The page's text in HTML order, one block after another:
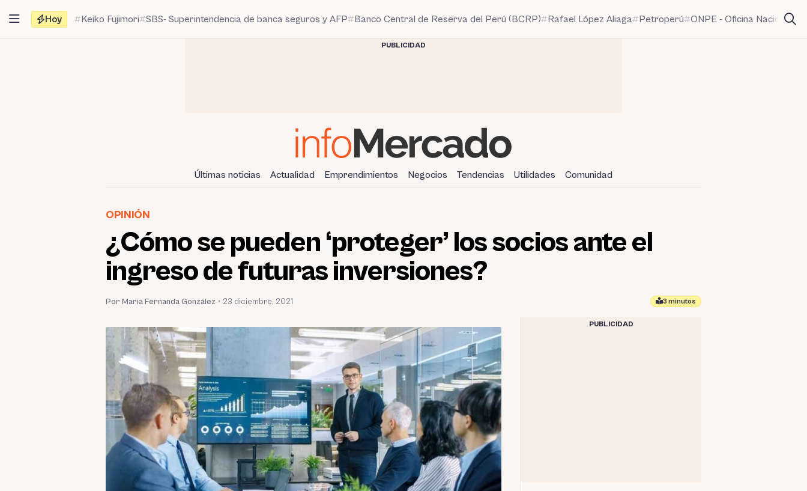
contenido
Hoy Keiko Fujimori SBS- Superintendencia de banca seguros y AFP Banco Central de Reserva del Perú (BCRP) Rafael López Aliaga Petroperú ONPE - Oficina Nacional
PUBLICIDAD
Últimas noticias Actualidad Emprendimientos Negocios Tendencias Utilidades Comunidad
OPINIÓN
¿Cómo se pueden ‘proteger’ los socios ante el
ingreso de futuras inversiones?
Por Maria Fernanda González • 23 diciembre, 2021 3 minutos
PUBLICIDAD